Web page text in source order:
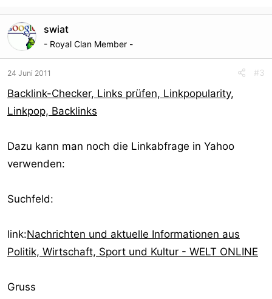
swiat
- Royal Clan Member -
24 Juni 2011 #3
Backlink-Checker, Links prüfen, Linkpopularity,
Linkpop, Backlinks
Dazu kann man noch die Linkabfrage in Yahoo
verwenden:
Suchfeld:
link:Nachrichten und aktuelle Informationen aus
Politik, Wirtschaft, Sport und Kultur - WELT ONLINE
Gruss